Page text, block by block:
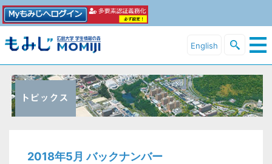
English
2018年5月 バックナンバー